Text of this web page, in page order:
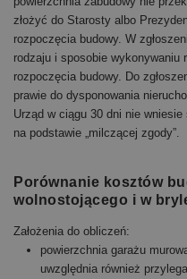
złożyć do Starosty albo
rozpoczęcia budowy. W
rodzaju i sposobie wykonywaniu
rozpoczęcia budowy. Do
prawie do dysponowania
Urząd w ciągu 30 dni nie
na podstawie „milczącej zgody”.
Porównanie kosztów
wolnostojącego i w
Założenia do obliczeń:
powierzchnia garażu
uwzględnia również